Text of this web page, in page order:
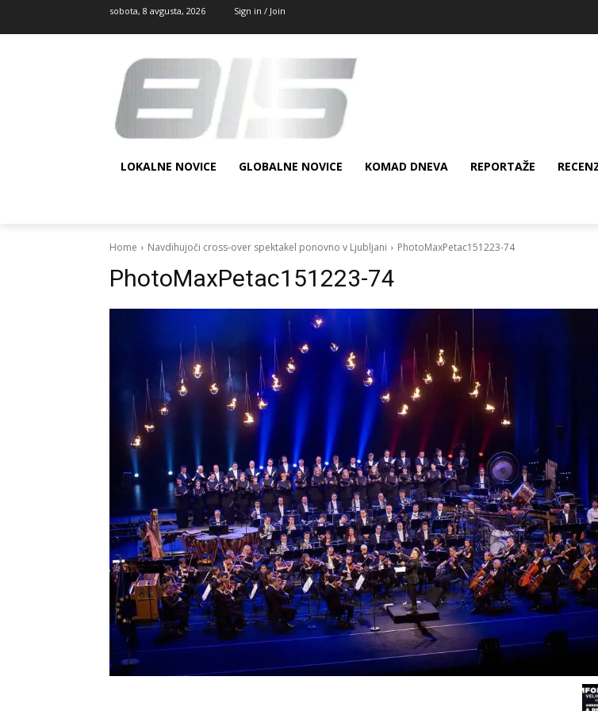
sobota, 8 avgusta, 2026 Sign in / Join
LOKALNE NOVICE GLOBALNE NOVICE KOMAD DNEVA REPORTAŽE
Home Navdihujoči cross-over spektakel ponovno v Ljubljani PhotoMaxPetac151223-74
PhotoMaxPetac151223-74